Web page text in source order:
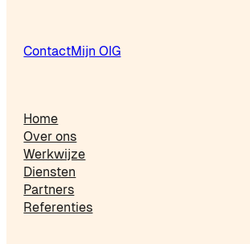
ContactMijn OIG
Home
Over ons
Werkwijze
Diensten
Partners
Referenties